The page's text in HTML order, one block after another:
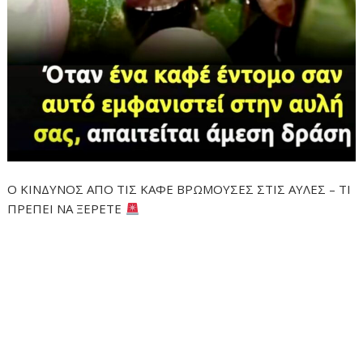
Ο ΚΙΝΔΥΝΟΣ ΑΠΟ ΤΙΣ ΚΑΦΕ ΒΡΩΜΟΥΣΕΣ ΣΤΙΣ ΑΥΛΕΣ – ΤΙ
ΠΡΕΠΕΙ ΝΑ ΞΕΡΕΤΕ